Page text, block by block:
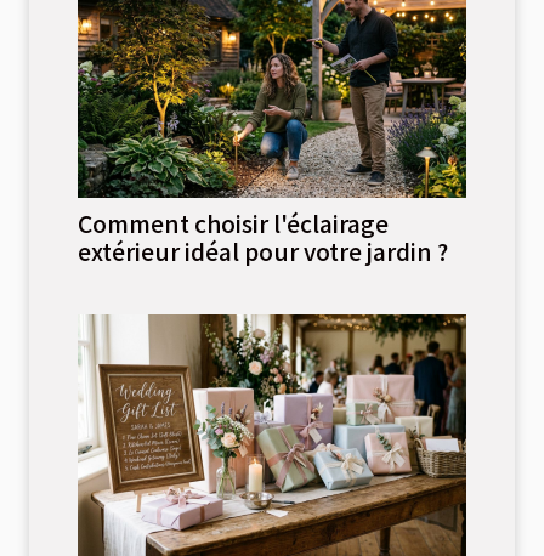
Comment choisir l'éclairage
extérieur idéal pour votre jardin ?